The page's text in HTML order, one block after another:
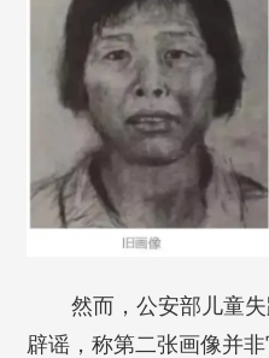
然而，公安部儿童
辟谣，称第二张画像并